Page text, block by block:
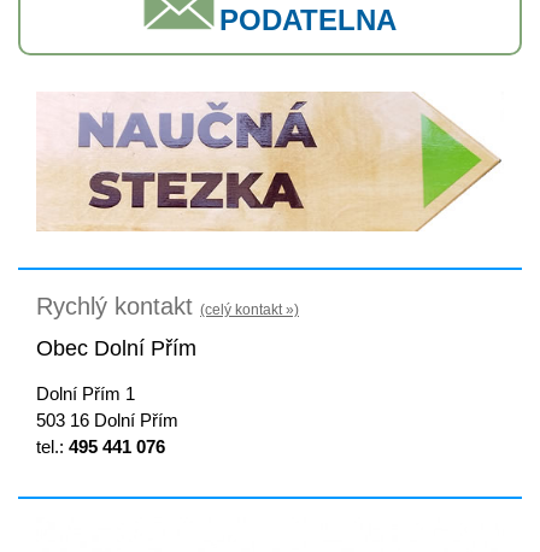
PODATELNA
Rychlý kontakt (celý kontakt »)
Obec Dolní Přím
Dolní Přím 1
503 16 Dolní Přím
tel.: 495 441 076